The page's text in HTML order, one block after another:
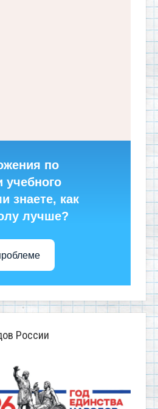
по
учебного
знаете, как
лучше?
России